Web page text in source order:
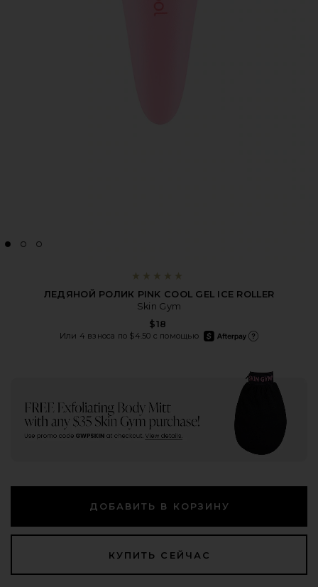
ЛЕДЯНОЙ РОЛИК PINK COOL GEL ICE ROLLER
Skin Gym
$18
Или 4 взноса по $4.50 с помощью
afterpay
ДОБАВИТЬ В КОРЗИНУ
КУПИТЬ СЕЙЧАС